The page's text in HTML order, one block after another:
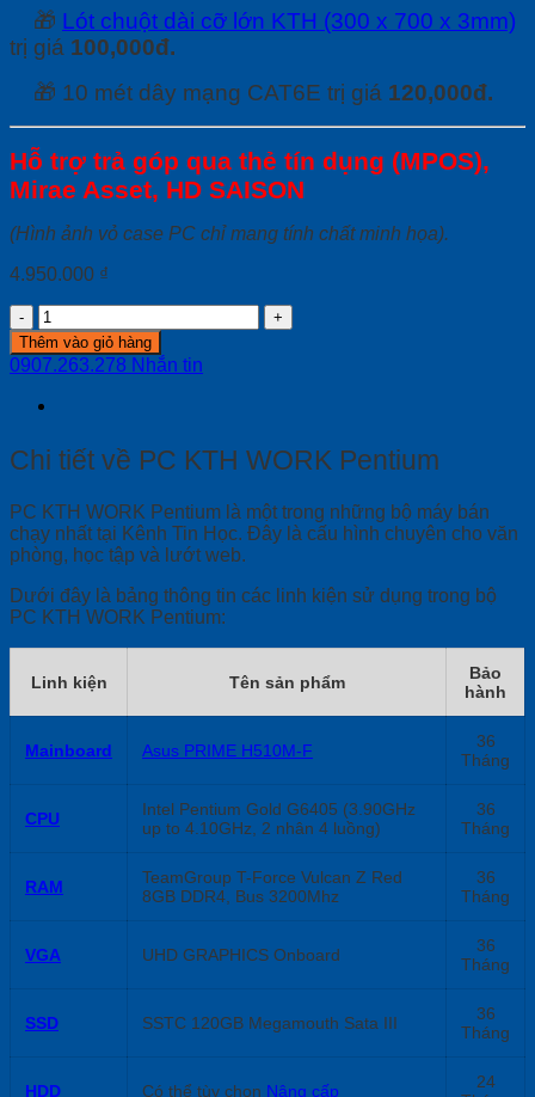
🎁 Lót chuột dài cỡ lớn KTH (300 x 700 x 3mm)
trị giá 100,000đ.
🎁 10 mét dây mạng CAT6E trị giá 120,000đ.
Hỗ trợ trả góp qua thẻ tín dụng (MPOS),
Mirae Asset, HD SAISON
(Hình ảnh vỏ case PC chỉ mang tính chất minh họa).
4.950.000 ₫
PC
KTH
WORK
Pentium
quantity
Thêm vào giỏ hàng
0907.263.278 Nhắn tin
Chi tiết về PC KTH WORK Pentium
PC KTH WORK Pentium là một trong những bộ máy bán
chạy nhất tại Kênh Tin Học. Đây là cấu hình chuyên cho văn
phòng, học tập và lướt web.
Dưới đây là bảng thông tin các linh kiện sử dụng trong bộ
PC KTH WORK Pentium:
Linh kiện Tên sản phẩm
Bảo
hành
Mainboard Asus PRIME H510M-F
36
Tháng
CPU
Intel Pentium Gold G6405 (3.90GHz
up to 4.10GHz, 2 nhân 4 luồng)
36
Tháng
RAM
TeamGroup T-Force Vulcan Z Red
8GB DDR4, Bus 3200Mhz
36
Tháng
VGA UHD GRAPHICS Onboard
36
Tháng
SSD SSTC 120GB Megamouth Sata III
36
Tháng
HDD Có thể tùy chọn Nâng cấp
24